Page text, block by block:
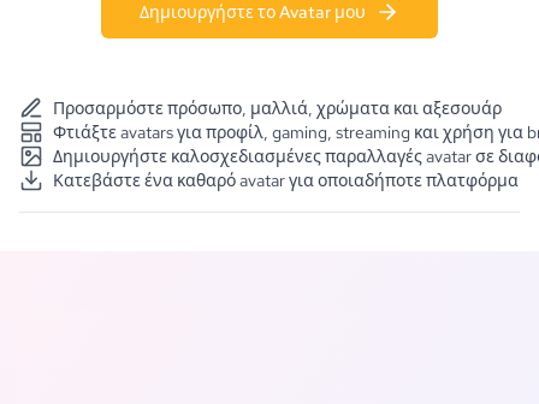
Δημιουργήστε το Avatar μου
Προσαρμόστε πρόσωπο, μαλλιά, χρώματα και αξεσουάρ
Φτιάξτε avatars για προφίλ, gaming, streaming και χρήση για
Δημιουργήστε καλοσχεδιασμένες παραλλαγές avatar σε
Κατεβάστε ένα καθαρό avatar για οποιαδήποτε πλατφόρμα